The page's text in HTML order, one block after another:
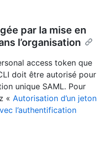
par la mise en
l’organisation
access token que
doit être autorisé pour
unique SAML. Pour
« Autorisation d’un jeton
l’authentification